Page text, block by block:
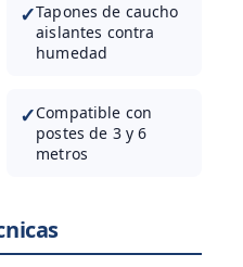
✓Tapones de caucho
aislantes contra
humedad
✓Compatible con
postes de 3 y 6
metros